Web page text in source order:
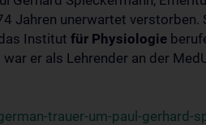
Jahren unerwartet
Institut für Physiologie
er als Lehrender an der
trauer-um-paul-gerhard-